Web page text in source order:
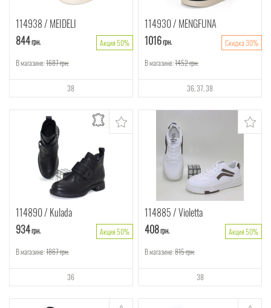
114938 MEIDELI
844грн.
Акция 50%
В магазине:1687грн.
38
114930 MENGFUNA
1016грн.
Скидка 30%
В магазине:1452грн.
36 37 38
114890 Kulada
934грн.
Акция 50%
В магазине:1867грн.
36
114885 Violetta
408грн.
Акция 50%
В магазине:815грн.
38